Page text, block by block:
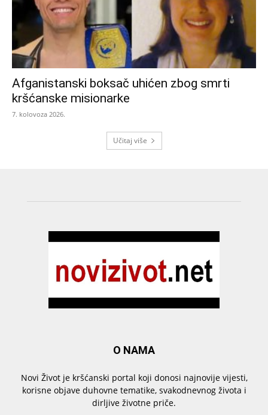
Afganistanski boksač uhićen zbog smrti
kršćanske misionarke
7. kolovoza 2026.
Učitaj više
O NAMA
Novi Život je kršćanski portal koji donosi najnovije vijesti,
korisne objave duhovne tematike, svakodnevnog života i
dirljive životne priče.